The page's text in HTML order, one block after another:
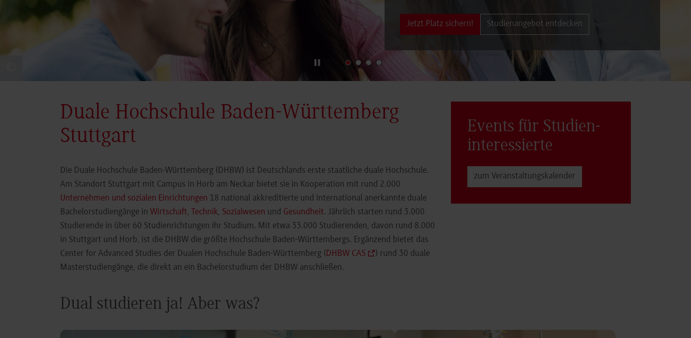
Jetzt Platz sichern! Studienangebot entdecken
Duale Hochschule Baden-Württemberg
Stuttgart
Die Duale Hochschule Baden-Württemberg (DHBW) ist Deutschlands erste staatliche duale Hochschule.
Am Standort Stuttgart mit Campus in Horb am Neckar bietet sie in Kooperation mit rund 2.000
Unternehmen und sozialen Einrichtungen 18 national akkreditierte und international anerkannte duale
Bachelorstudiengänge in Wirtschaft, Technik, Sozialwesen und Gesundheit. Jährlich starten rund 3.000
Studierende in über 60 Studienrichtungen ihr Studium. Mit etwa 33.000 Studierenden, davon rund 8.000
in Stuttgart und Horb, ist die DHBW die größte Hochschule Baden-Württembergs. Ergänzend bietet das
Center for Advanced Studies der Dualen Hochschule Baden-Württemberg (DHBW CAS
) rund 30 duale
Masterstudiengänge, die direkt an ein Bachelorstudium der DHBW anschließen.
Events für Studien­
interessierte
zum Veranstaltungs­kalender
Dual studieren ja! Aber was?